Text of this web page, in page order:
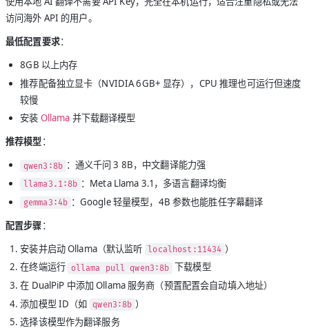
访问海外 API 的用户。
最低配置要求：
8GB 以上内存
推荐配备独立显卡（NVIDIA 6GB+ 显存），CPU 推理也可运行但速度
较慢
安装 Ollama 并下载翻译模型
推荐模型 ：
qwen3:8b ：通义千问 3 8B，中文翻译能力强
llama3.1:8b ：Meta Llama 3.1，多语言翻译均衡
gemma3:4b ：Google 轻量模型，4B 参数也能胜任字幕翻译
配置步骤：
安装并启动 Ollama（默认监听 localhost:11434 ）
在终端运行 ollama pull qwen3:8b 下载模型
在 DualPiP 中添加 Ollama 服务商（预置配置会自动填入地址）
添加模型 ID（如 qwen3:8b ）
选择该模型作为翻译服务